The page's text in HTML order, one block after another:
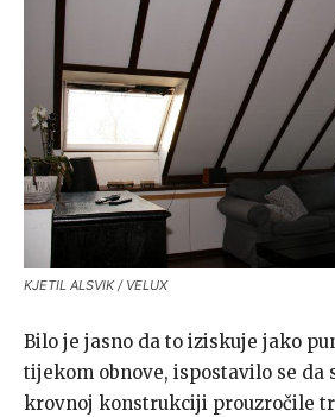
KJETIL ALSVIK / VELUX
Bilo je jasno da to iziskuje jako
tijekom obnove, ispostavilo se da
krovnoj konstrukciji prouzročile